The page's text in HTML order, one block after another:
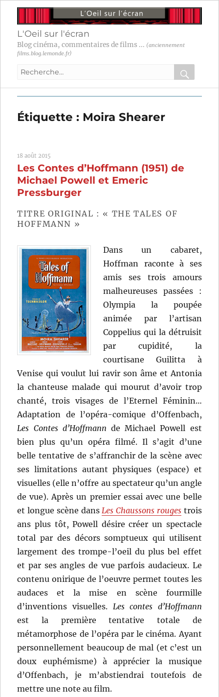
L'Oeil sur l'écran
Blog cinéma, commentaires de films ... (anciennement
films.blog.lemonde.fr)
Recherche
:
OK
Étiquette : Moira Shearer
18 août 2015
Les Contes d’Hoffmann (1951) de
Michael Powell et Emeric
Pressburger
TITRE ORIGINAL : « THE TALES OF
HOFFMANN »
Dans un cabaret,
Hoffman raconte à ses
amis ses trois amours
malheureuses passées :
Olympia la poupée
animée par l’artisan
Coppelius qui la détruisit
par cupidité, la
courtisane Guilitta à
Venise qui voulut lui ravir son âme et Antonia
la chanteuse malade qui mourut d’avoir trop
chanté, trois visages de l’Eternel Féminin…
Adaptation de l’opéra-comique d’Offenbach,
Les Contes d’Hoffmann de Michael Powell est
bien plus qu’un opéra filmé. Il s’agit d’une
belle tentative de s’affranchir de la scène avec
ses limitations autant physiques (espace) et
visuelles (elle n’offre au spectateur qu’un angle
de vue). Après un premier essai avec une belle
et longue scène dansLes Chaussons rougestrois
ans plus tôt, Powell désire créer un spectacle
total par des décors somptueux qui utilisent
largement des trompe-l’oeil du plus bel effet
et par ses angles de vue parfois audacieux. Le
contenu onirique de l’oeuvre permet toutes les
audaces et la mise en scène fourmille
d’inventions visuelles. Les contes d’Hoffmann
est la première tentative totale de
métamorphose de l’opéra par le cinéma. Ayant
personnellement beaucoup de mal (et c’est un
doux euphémisme) à apprécier la musique
d’Offenbach, je m’abstiendrai toutefois de
mettre une note au film.